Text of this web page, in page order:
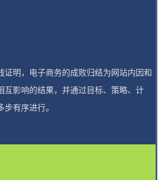
证明，电子商务的成败归结为网站内因和
互影响的结果，并通过目标、策略、计
有序进行。